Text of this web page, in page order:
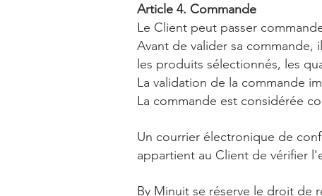
Article 4. Commande
Le Client peut passer
Avant de valider sa
les produits sélectionnés, les
La validation de la commande
La commande est considérée
Un courrier électronique de
appartient au Client de vérifier
By Minuit se réserve le droit de